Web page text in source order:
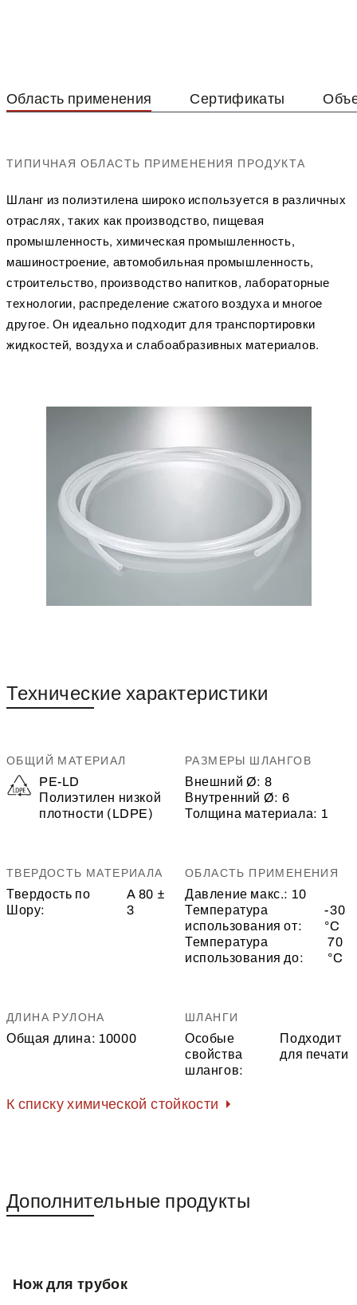
Область применения Сертификаты
ТИПИЧНАЯ ОБЛАСТЬ ПРИМЕНЕНИЯ ПРОДУКТА
Шланг из полиэтилена широко используется в различных
отраслях, таких как производство, пищевая
промышленность, химическая промышленность,
машиностроение, автомобильная промышленность,
строительство, производство напитков, лабораторные
технологии, распределение сжатого воздуха и многое
другое. Он идеально подходит для транспортировки
жидкостей, воздуха и слабоабразивных материалов.
Технические характеристики
ОБЩИЙ МАТЕРИАЛ
PE-LD
Полиэтилен низкой
плотности (LDPE)
РАЗМЕРЫ ШЛАНГОВ
Внешний Ø: 8
Внутренний Ø: 6
Толщина материала: 1
ТВЕРДОСТЬ МАТЕРИАЛА
Твердость по
Шору:
A 80 ±
3
ОБЛАСТЬ ПРИМЕНЕНИЯ
Давление макс.: 10
Температура
использования от:
-30
°C
Температура
использования до:
70
°C
ДЛИНА РУЛОНА
Общая длина: 10000
ШЛАНГИ
Особые
свойства
шлангов:
Подходит
для печати
К списку химической стойкости
Дополнительные продукты
Нож для трубок